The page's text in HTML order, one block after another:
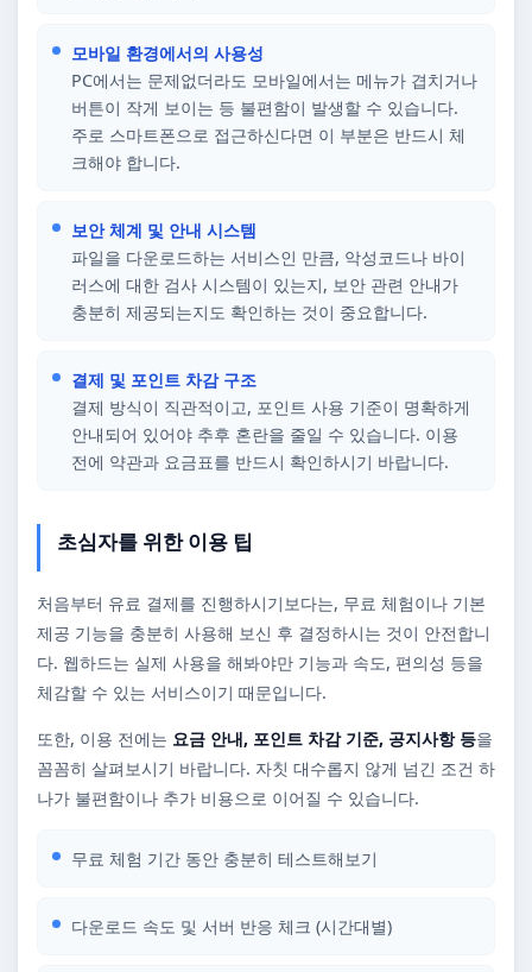
모바일 환경에서의 사용성
PC에서는 문제없더라도 모바일에서는 메뉴가 겹치거나
버튼이 작게 보이는 등 불편함이 발생할 수 있습니다.
주로 스마트폰으로 접근하신다면 이 부분은 반드시 체
크해야 합니다.
보안 체계 및 안내 시스템
파일을 다운로드하는 서비스인 만큼, 악성코드나 바이
러스에 대한 검사 시스템이 있는지, 보안 관련 안내가
충분히 제공되는지도 확인하는 것이 중요합니다.
결제 및 포인트 차감 구조
결제 방식이 직관적이고, 포인트 사용 기준이 명확하게
안내되어 있어야 추후 혼란을 줄일 수 있습니다. 이용
전에 약관과 요금표를 반드시 확인하시기 바랍니다.
초심자를 위한 이용 팁
처음부터 유료 결제를 진행하시기보다는, 무료 체험이나 기본
제공 기능을 충분히 사용해 보신 후 결정하시는 것이 안전합니
다. 웹하드는 실제 사용을 해봐야만 기능과 속도, 편의성 등을
체감할 수 있는 서비스이기 때문입니다.
또한, 이용 전에는 요금 안내, 포인트 차감 기준, 공지사항 등을
꼼꼼히 살펴보시기 바랍니다. 자칫 대수롭지 않게 넘긴 조건 하
나가 불편함이나 추가 비용으로 이어질 수 있습니다.
무료 체험 기간 동안 충분히 테스트해보기
다운로드 속도 및 서버 반응 체크 (시간대별)